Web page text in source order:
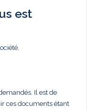
est
Il est de
ces documents étant